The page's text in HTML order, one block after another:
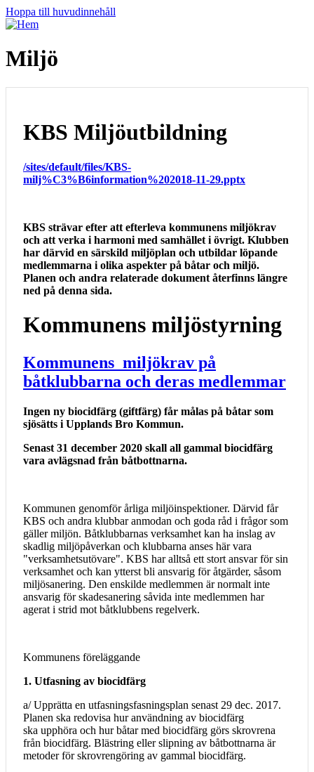
Hoppa till huvudinnehåll
Miljö
KBS Miljöutbildning
/sites/default/files/KBS-
milj%C3%B6information%202018-11-29.pptx
KBS strävar efter att efterleva kommunens miljökrav
och att verka i harmoni med samhället i övrigt. Klubben
har därvid en särskild miljöplan och utbildar löpande
medlemmarna i olika aspekter på båtar och miljö.
Planen och andra relaterade dokument återfinns längre
ned på denna sida.
Kommunens miljöstyrning
Kommunens miljökrav på
båtklubbarna och deras medlemmar
Ingen ny biocidfärg (giftfärg) får målas på båtar som
sjösätts i Upplands Bro Kommun.
Senast 31 december 2020 skall all gammal biocidfärg
vara avlägsnad från båtbottnarna.
Kommunen genomför årliga miljöinspektioner. Därvid får
KBS och andra klubbar anmodan och goda råd i frågor som
gäller miljön. Båtklubbarnas verksamhet kan ha inslag av
skadlig miljöpåverkan och klubbarna anses här vara
"verksamhetsutövare". KBS har alltså ett stort ansvar för sin
verksamhet och kan ytterst bli ansvarig för åtgärder, såsom
miljösanering. Den enskilde medlemmen är normalt inte
ansvarig för skadesanering såvida inte medlemmen har
agerat i strid mot båtklubbens regelverk.
Kommunens föreläggande
1. Utfasning av biocidfärg
a/ Upprätta en utfasningsfasningsplan senast 29 dec. 2017.
Planen ska redovisa hur användning av biocidfärg
ska upphöra och hur båtar med biocidfärg görs skrovrena
från biocidfärg. Blästring eller slipning av båtbottnarna är
metoder för skrovrengöring av gammal biocidfärg.